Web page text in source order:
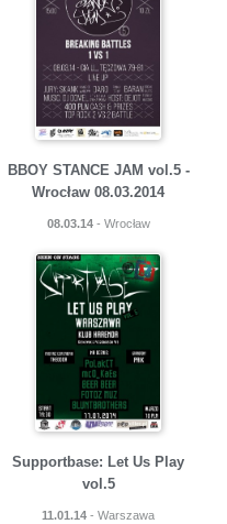
BBOY STANCE JAM vol.5 -
Wrocław 08.03.2014
08.03.14- Wrocław
Supportbase: Let Us Play
vol.5
11.01.14 - Warszawa